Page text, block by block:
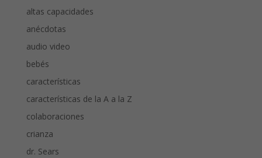
altas capacidades
anécdotas
audio video
bebés
características
características de la A a la Z
colaboraciones
crianza
dr. Sears